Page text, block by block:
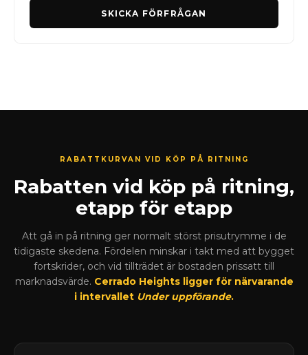
SKICKA FÖRFRÅGAN
RABATTKURVAN VID KÖP PÅ RITNING
Rabatten vid köp på ritning,
etapp för etapp
Att gå in på ritning ger normalt störst prisutrymme i de
tidigaste skedena. Fördelen minskar i takt med att bygget
fortskrider, och vid tillträdet är bostaden prissatt till
marknadsvärde. Cerrado Heights ligger för närvarande
i intervallet Under uppförande.